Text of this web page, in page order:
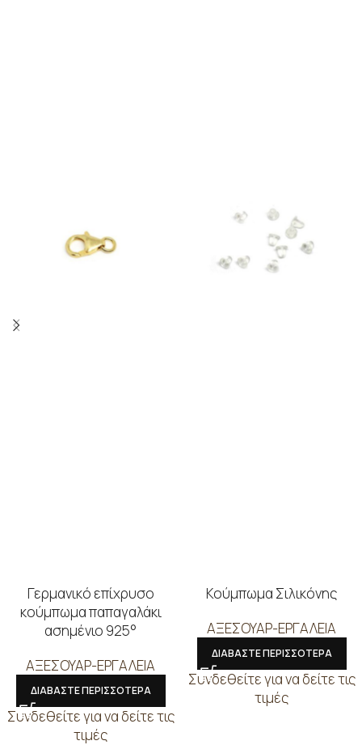
Γερμανικό επίχρυσο
κούμπωμα παπαγαλάκι
ασημένιο 925°
ΑΞΕΣΟΥΑΡ-ΕΡΓΑΛΕΙΑ
ΔΙΑΒΑΣΤΕ ΠΕΡΙΣΣΟΤΕΡΑ
Συνδεθείτε για να δείτε τις
τιμές
Κούμπωμα Σιλικόνης
ΑΞΕΣΟΥΑΡ-ΕΡΓΑΛΕΙΑ
ΔΙΑΒΑΣΤΕ ΠΕΡΙΣΣΟΤΕΡΑ
Συνδεθείτε για να δείτε τις
τιμές